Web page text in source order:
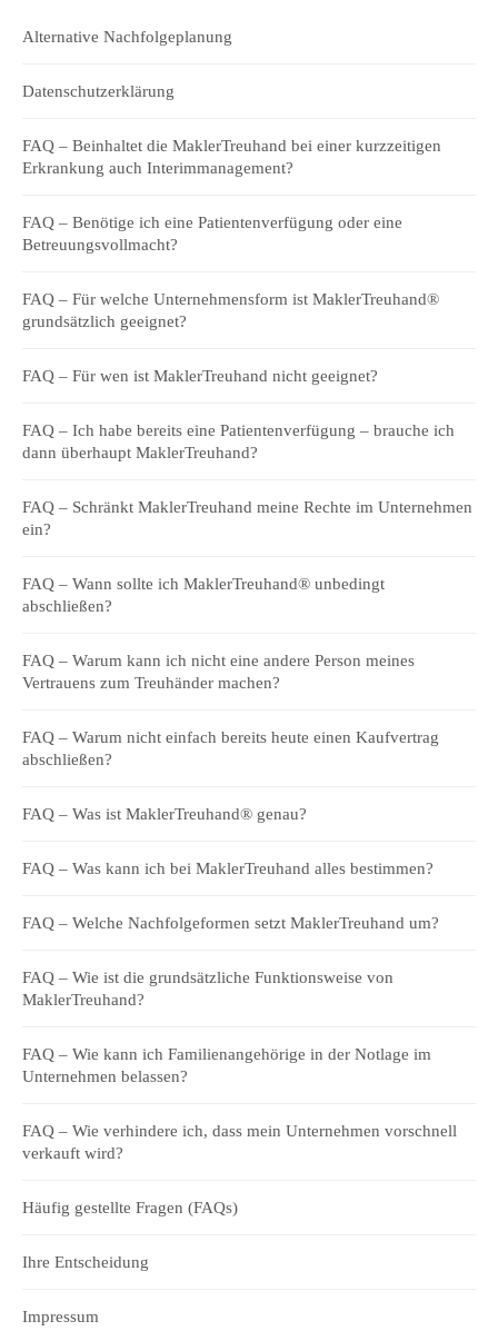
Alternative Nachfolgeplanung
Datenschutzerklärung
FAQ – Beinhaltet die MaklerTreuhand bei einer kurzzeitigen
Erkrankung auch Interimmanagement?
FAQ – Benötige ich eine Patientenverfügung oder eine
Betreuungsvollmacht?
FAQ – Für welche Unternehmensform ist MaklerTreuhand®
grundsätzlich geeignet?
FAQ – Für wen ist MaklerTreuhand nicht geeignet?
FAQ – Ich habe bereits eine Patientenverfügung – brauche ich
dann überhaupt MaklerTreuhand?
FAQ – Schränkt MaklerTreuhand meine Rechte im Unternehmen
ein?
FAQ – Wann sollte ich MaklerTreuhand® unbedingt
abschließen?
FAQ – Warum kann ich nicht eine andere Person meines
Vertrauens zum Treuhänder machen?
FAQ – Warum nicht einfach bereits heute einen Kaufvertrag
abschließen?
FAQ – Was ist MaklerTreuhand® genau?
FAQ – Was kann ich bei MaklerTreuhand alles bestimmen?
FAQ – Welche Nachfolgeformen setzt MaklerTreuhand um?
FAQ – Wie ist die grundsätzliche Funktionsweise von
MaklerTreuhand?
FAQ – Wie kann ich Familienangehörige in der Notlage im
Unternehmen belassen?
FAQ – Wie verhindere ich, dass mein Unternehmen vorschnell
verkauft wird?
Häufig gestellte Fragen (FAQs)
Ihre Entscheidung
Impressum